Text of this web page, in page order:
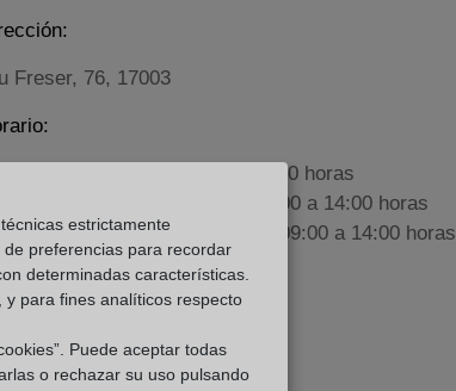
Freser, 76, 17003
lunes a viernes de 09:00 a 17:00 horas
De lunes a viernes de 09:00 a 14:00 horas
días 24 y 31 de diciembre de 09:00 a 14:00 horas
de contacto:
girona@registromercantil.org
estrictamente
preferencias para recordar
determinadas características.
para fines analíticos respecto
Puede aceptar todas
o rechazar su uso pulsando